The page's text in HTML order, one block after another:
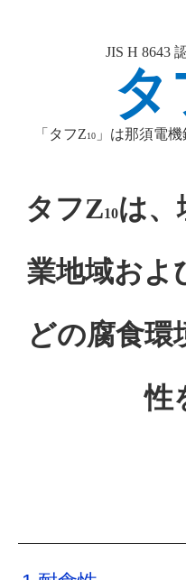
JIS H 8643
タ
「タフZ10 」は那須電
タフZ10は、
業地域およ
どの腐食環
性